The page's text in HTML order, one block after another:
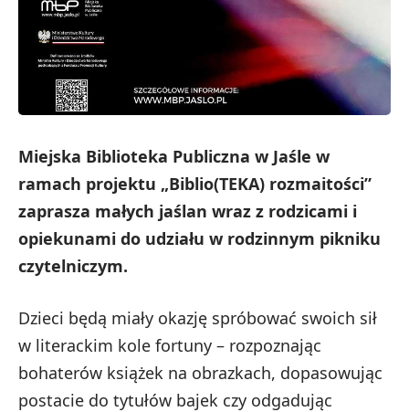
Miejska Biblioteka Publiczna w Jaśle w
ramach projektu „Biblio(TEKA) rozmaitości”
zaprasza małych jaślan wraz z rodzicami i
opiekunami do udziału w rodzinnym pikniku
czytelniczym.
Dzieci będą miały okazję spróbować swoich sił
w literackim kole fortuny – rozpoznając
bohaterów książek na obrazkach, dopasowując
postacie do tytułów bajek czy odgadując